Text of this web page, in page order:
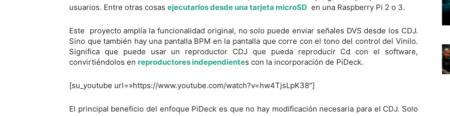
usuarios. Entre otras cosas ejecutarlos desde una tarjeta microSD en una Raspberry Pi 2 o 3.
Este proyecto amplía la funcionalidad original, no solo puede enviar señales DVS desde los CDJ.
Sino que también hay una pantalla BPM en la pantalla que corre con el tono del control del Vinilo.
Significa que puede usar un reproductor CDJ que pueda reproducir Cd con el software,
convirtiéndolos en reproductores independientes con la incorporación de PiDeck.
[su_youtube url=»https://www.youtube.com/watch?v=hw4TjsLpK38″]
El principal beneficio del enfoque PiDeck es que no hay modificación necesaria para el CDJ. Solo